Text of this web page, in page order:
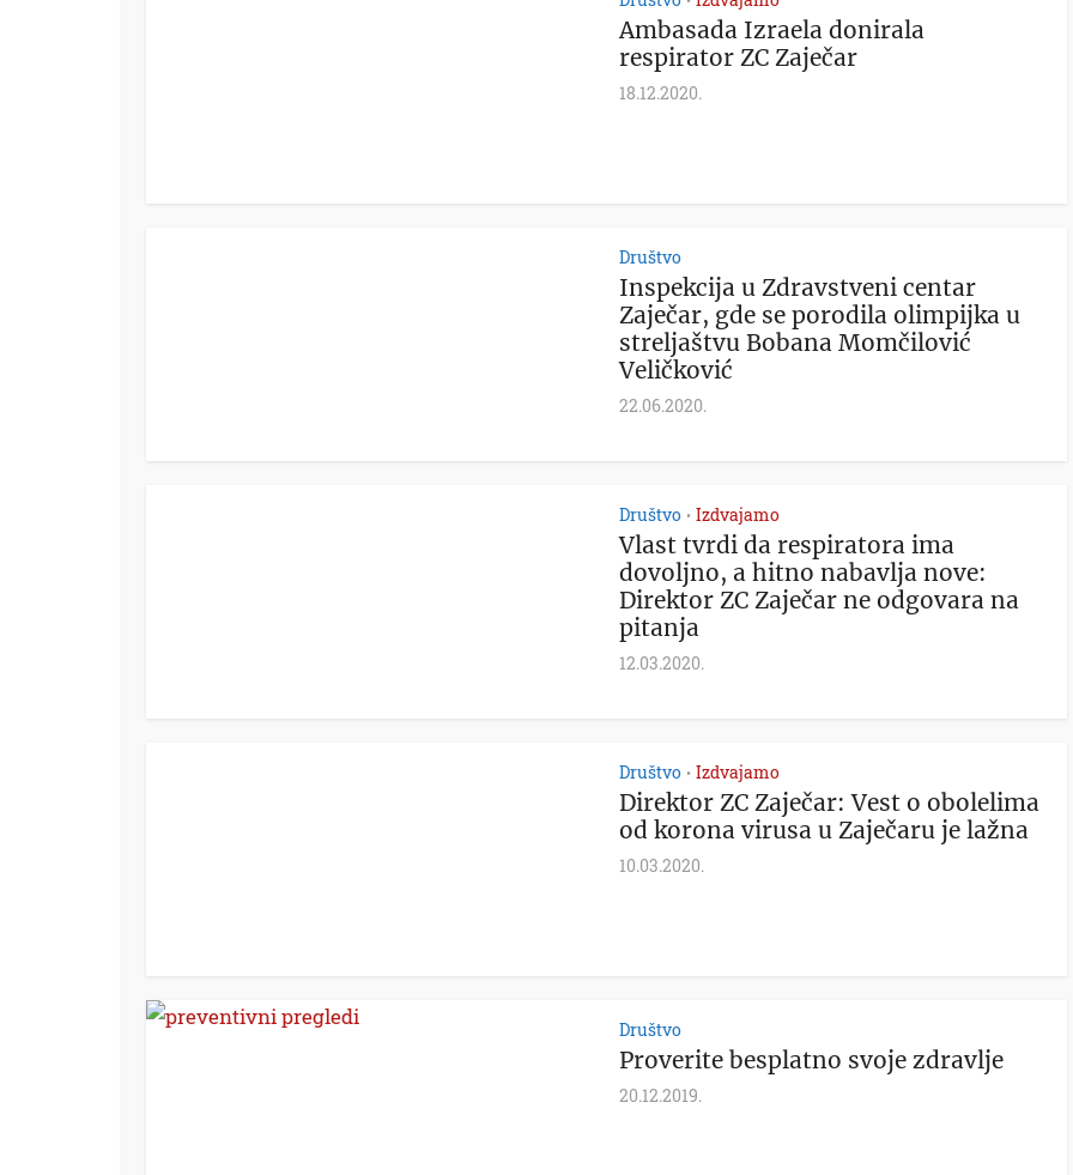
Ambasada Izraela donirala
respirator ZC Zaječar
18.12.2020.
Društvo
Inspekcija u Zdravstveni centar
Zaječar, gde se porodila olimpijka u
streljaštvu Bobana Momčilović
Veličković
22.06.2020.
Društvo • Izdvajamo
Vlast tvrdi da respiratora ima
dovoljno, a hitno nabavlja nove:
Direktor ZC Zaječar ne odgovara na
pitanja
12.03.2020.
Društvo • Izdvajamo
Direktor ZC Zaječar: Vest o obolelima
od korona virusa u Zaječaru je lažna
10.03.2020.
Društvo
Proverite besplatno svoje zdravlje
20.12.2019.